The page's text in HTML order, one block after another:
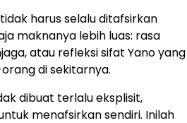
harus selalu ditafsirkan
maknanya lebih luas: rasa
atau refleksi sifat Yano yang
di sekitarnya.
dibuat terlalu eksplisit,
menafsirkan sendiri. Inilah